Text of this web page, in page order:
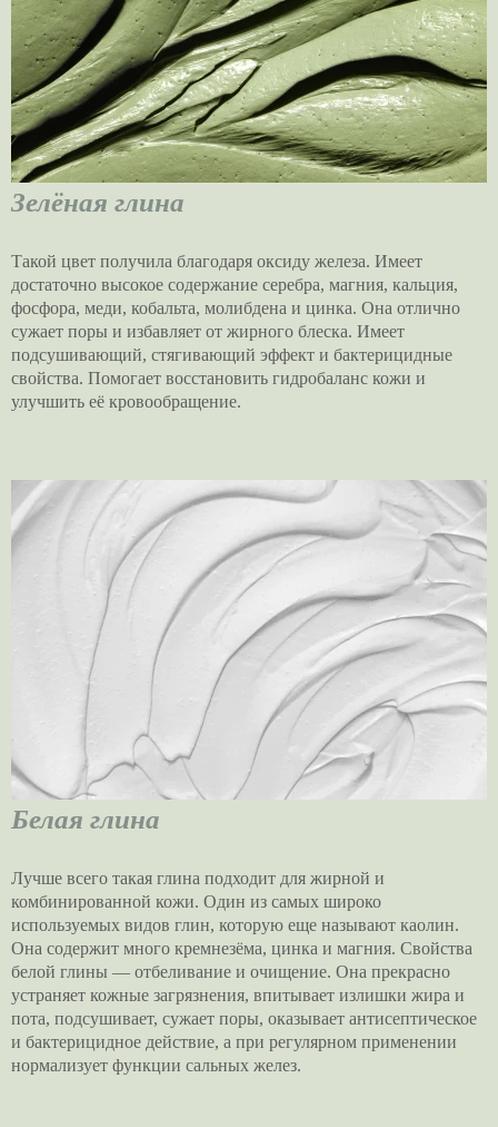
Зелёная глина
Такой цвет получила благодаря оксиду железа. Имеет
достаточно высокое содержание серебра, магния, кальция,
фосфора, меди, кобальта, молибдена и цинка. Она отлично
сужает поры и избавляет от жирного блеска. Имеет
подсушивающий, стягивающий эффект и бактерицидные
свойства. Помогает восстановить гидробаланс кожи и
улучшить её кровообращение.
Белая глина
Лучше всего такая глина подходит для жирной и
комбинированной кожи. Один из самых широко
используемых видов глин, которую еще называют каолин.
Она содержит много кремнезёма, цинка и магния. Свойства
белой глины — отбеливание и очищение. Она прекрасно
устраняет кожные загрязнения, впитывает излишки жира и
пота, подсушивает, сужает поры, оказывает антисептическое
и бактерицидное действие, а при регулярном применении
нормализует функции сальных желез.